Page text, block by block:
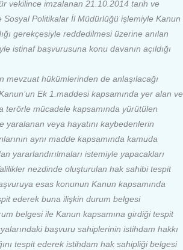
vekilince imzalanan 21.10.2014 tarih ve
Sosyal Politikalar İl Müdürlüğü işlemiyle Kanun
gerekçesiyle reddedilmesi üzerine anılan
istinaf başvurusuna konu davanın açıldığı
mevzuat hükümlerinden de anlaşılacağı
Ek 1.maddesi kapsamında yer alan ve
terörle mücadele kapsamında yürütülen
yaralanan veya hayatını kaybedenlerin
aynı madde kapsamında kamuda
yararlandırılmaları istemiyle yapacakları
nezdinde oluşturulan hak sahibi tespit
esas konunun Kanun kapsamında
ederek buna ilişkin durum belgesi
belgesi ile Kanun kapsamına girdiği tespit
başvuru sahiplerinin istihdam hakkı
tespit ederek istihdam hak sahipliği belgesi